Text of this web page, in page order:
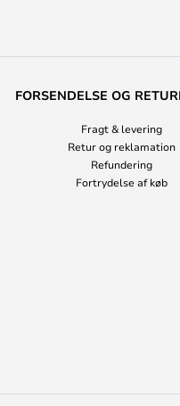
FORSENDELSE OG
Fragt & levering
Retur og reklamation
Refundering
Fortrydelse af køb